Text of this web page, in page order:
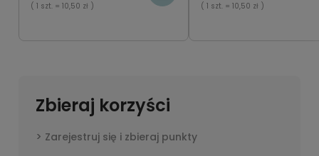
( 1 szt. = 10,50 zł ) ( 1 szt. = 10,50 zł )
Zbieraj korzyści
Zarejestruj się i zbieraj punkty